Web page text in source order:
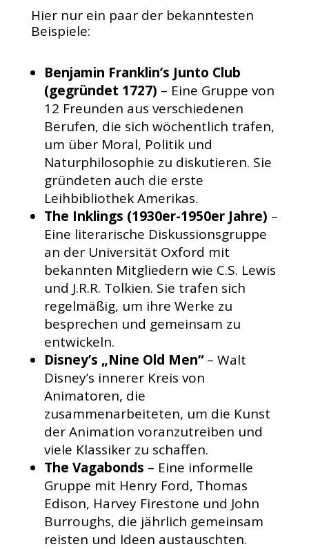
Hier nur ein paar der bekanntesten
Beispiele:
Benjamin Franklin’s Junto Club
(gegründet 1727) – Eine Gruppe von
12 Freunden aus verschiedenen
Berufen, die sich wöchentlich trafen,
um über Moral, Politik und
Naturphilosophie zu diskutieren. Sie
gründeten auch die erste
Leihbibliothek Amerikas.
The Inklings (1930er-1950er Jahre) –
Eine literarische Diskussionsgruppe
an der Universität Oxford mit
bekannten Mitgliedern wie C.S. Lewis
und J.R.R. Tolkien. Sie trafen sich
regelmäßig, um ihre Werke zu
besprechen und gemeinsam zu
entwickeln.
Disney’s „Nine Old Men“– Walt
Disney’s innerer Kreis von
Animatoren, die
zusammenarbeiteten, um die Kunst
der Animation voranzutreiben und
viele Klassiker zu schaffen.
The Vagabonds – Eine informelle
Gruppe mit Henry Ford, Thomas
Edison, Harvey Firestone und John
Burroughs, die jährlich gemeinsam
reisten und Ideen austauschten.